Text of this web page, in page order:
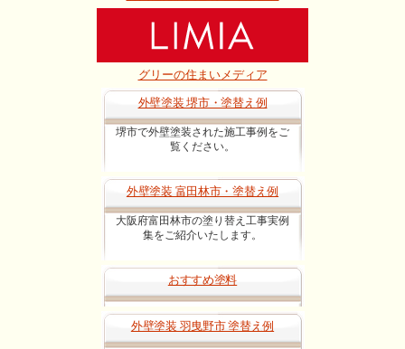
グリーの住まいメディア
外壁塗装 堺市・塗替え例
堺市で外壁塗装された施工事例をご
覧ください。
外壁塗装 富田林市・塗替え例
大阪府富田林市の塗り替え工事実例
集をご紹介いたします。
おすすめ塗料
外壁塗装 羽曳野市 塗替え例